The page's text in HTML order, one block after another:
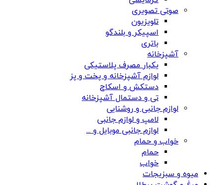
صوتی تصویری
تلویزیون
اسپیکر و بلندگو
باتری
آشپزخانه
یکبار مصرف پلاستیکی
لوازم آشپزخانه و پخت و پز
دستکش و اسکاج
تی و دستمال آشپزخانه
لوازم جانبی و روشنایی
لامپ و لوازم جانبی
لوازم جانبی موبایل و ...
خواب و حمام
حمام
خواب
میوه و سبزیجات